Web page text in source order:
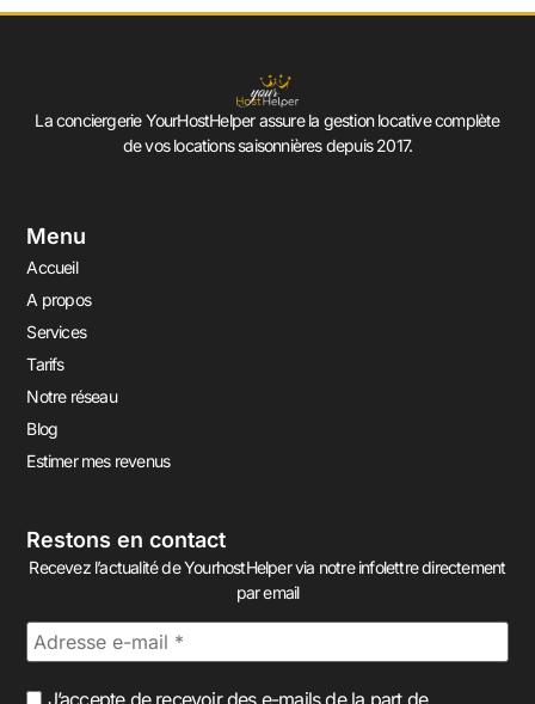
La conciergerie YourHostHelper assure la gestion locative complète
de vos locations saisonnières depuis 2017.
Menu
Accueil
A propos
Services
Tarifs
Notre réseau
Blog
Estimer mes revenus
Restons en contact
Recevez l’actualité de YourhostHelper via notre infolettre directement
par email